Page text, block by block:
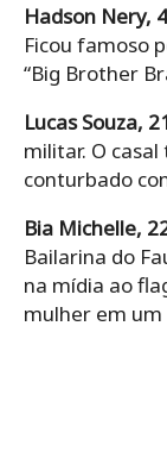
Hadson Nery,
Ficou famoso
“Big Brother
Lucas Souza,
militar. O
conturbado
Bia Michelle,
Bailarina do
na mídia ao
mulher em